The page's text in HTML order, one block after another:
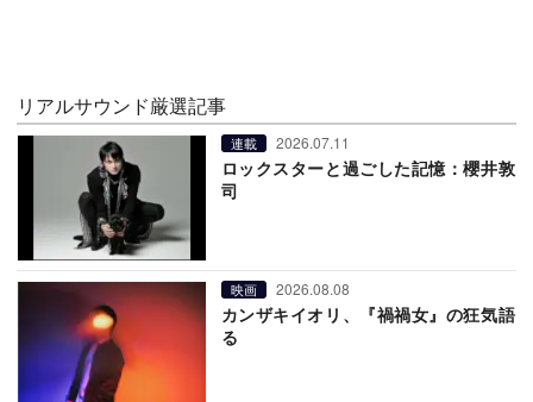
リアルサウンド厳選記事
連載 2026.07.11
ロックスターと過ごした記憶：櫻井敦
司
映画 2026.08.08
カンザキイオリ、『禍禍女』の狂気語
る